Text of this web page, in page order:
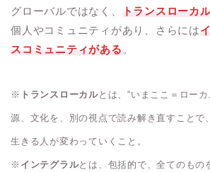
グローバルではなく、
トランスローカ
個人やコミュニティがあり、さらには
スコミュニティがある 。
※ トランスローカルとは、“いまここ＝ロー
源、文化を、別の視点で読み解き直すことで
生きる人が変わっていくこと。
※ インテグラルとは、包括的で、全てのもの